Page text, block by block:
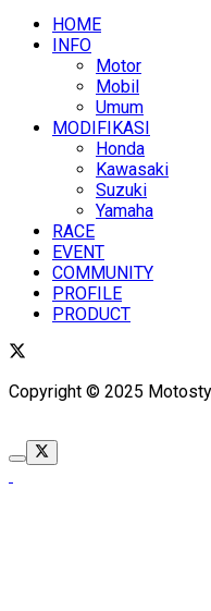
HOME
INFO
Motor
Mobil
Umum
MODIFIKASI
Honda
Kawasaki
Suzuki
Yamaha
RACE
EVENT
COMMUNITY
PROFILE
PRODUCT
Copyright © 2025